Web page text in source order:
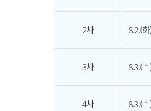
2차 8.2.(
3차 8.3.(
4차 8.3.(